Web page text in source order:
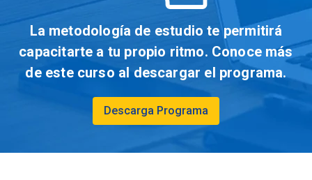
La metodología de estudio te permitirá
capacitarte a tu propio ritmo. Conoce más
de este curso al descargar el programa.
Descarga Programa